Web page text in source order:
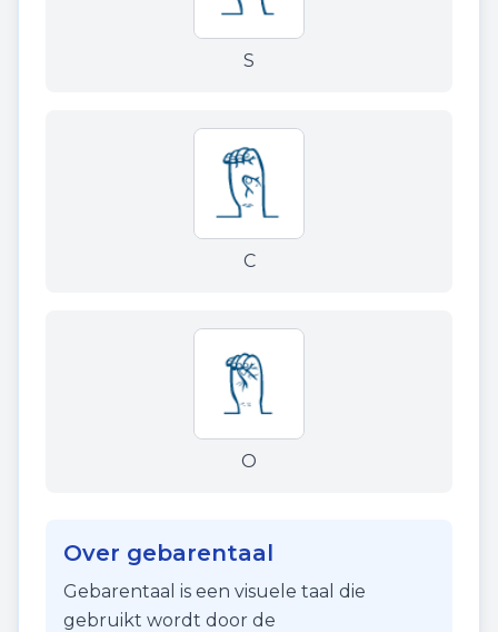
S
C
O
Over gebarentaal
Gebarentaal is een visuele taal die
gebruikt wordt door de